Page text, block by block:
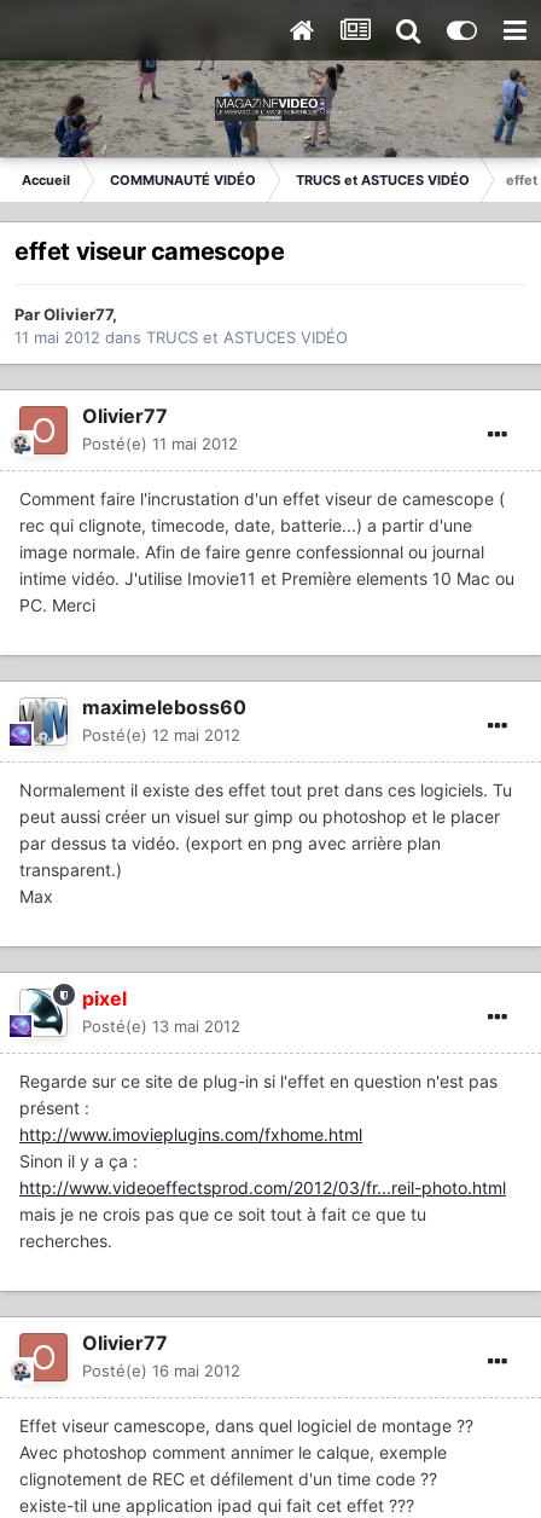
Accueil COMMUNAUTÉ VIDÉO TRUCS et ASTUCES VIDÉO effet
effet viseur camescope
ParOlivier77,
11 mai 2012 dans TRUCS et ASTUCES VIDÉO
Olivier77
Posté(e) 11 mai 2012
Comment faire l'incrustation d'un effet viseur de camescope (
rec qui clignote, timecode, date, batterie...) a partir d'une
image normale. Afin de faire genre confessionnal ou journal
intime vidéo. J'utilise Imovie11 et Première elements 10 Mac ou
PC. Merci
maximeleboss60
Posté(e) 12 mai 2012
Normalement il existe des effet tout pret dans ces logiciels. Tu
peut aussi créer un visuel sur gimp ou photoshop et le placer
par dessus ta vidéo. (export en png avec arrière plan
transparent.)
Max
pixel
Posté(e) 13 mai 2012
Regarde sur ce site de plug-in si l'effet en question n'est pas
présent :
http://www.imovieplugins.com/fxhome.html
Sinon il y a ça :
http://www.videoeffectsprod.com/2012/03/fr...reil-photo.html
mais je ne crois pas que ce soit tout à fait ce que tu
recherches.
Olivier77
Posté(e) 16 mai 2012
Effet viseur camescope, dans quel logiciel de montage ??
Avec photoshop comment annimer le calque, exemple
clignotement de REC et défilement d'un time code ??
existe-til une application ipad qui fait cet effet ???